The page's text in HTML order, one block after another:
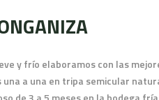
y frío elaboramos con las
a una en tripa semicular